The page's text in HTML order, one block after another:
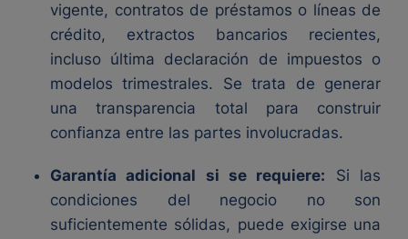
vigente, contratos de préstamos o líneas de
crédito, extractos bancarios recientes,
incluso última declaración de impuestos o
modelos trimestrales. Se trata de generar
una transparencia total para construir
confianza entre las partes involucradas.
Garantía adicional si se requiere: Si las
condiciones del negocio no son
suficientemente sólidas, puede exigirse una